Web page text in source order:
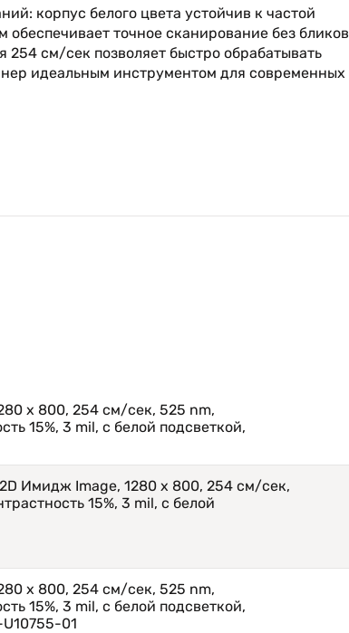
корпус белого цвета устойчив к частой
точное сканирование без бликов
254 см/сек позволяет быстро обрабатывать
идеальным инструментом для современных
x 800, 254 см/сек, 525 nm,
15%, 3 mil, с белой подсветкой,
Имидж Image, 1280 x 800, 254 см/сек,
15%, 3 mil, с белой
x 800, 254 см/сек, 525 nm,
15%, 3 mil, с белой подсветкой,
01